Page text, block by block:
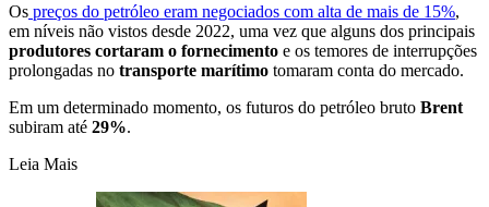
Os preços do petróleo eram negociados com alta de mais de 15%,
em níveis não vistos desde 2022, uma vez que alguns dos principais
produtores cortaram o fornecimento e os temores de interrupções
prolongadas no transporte marítimo tomaram conta do mercado.
Em um determinado momento, os futuros do petróleo bruto Brent
subiram até 29%.
Leia Mais